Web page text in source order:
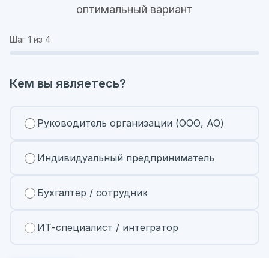
оптимальный вариант
Шаг 1 из 4
Кем вы являетесь?
Руководитель организации (ООО, АО)
Индивидуальный предприниматель
Бухгалтер / сотрудник
ИТ-специалист / интегратор